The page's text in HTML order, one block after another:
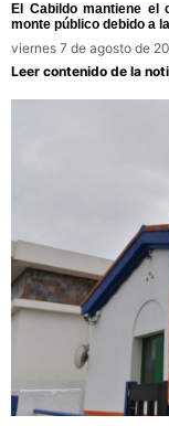
El Cabildo mantiene
monte público debido a
viernes 7 de agosto de
Leer contenido de la